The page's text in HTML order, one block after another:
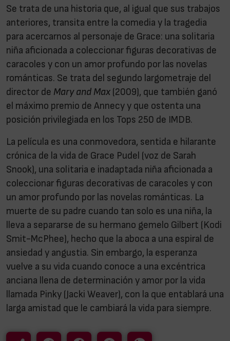
Se trata de una historia que, al igual que sus trabajos
anteriores, transita entre la comedia y la tragedia
para acercarnos al personaje de Grace: una solitaria
niña aficionada a coleccionar figuras decorativas de
caracoles y con un amor profundo por las novelas
románticas. Se trata del segundo largometraje del
director de Mary and Max (2009), que también ganó
el máximo premio de Annecy y que ostenta una
posición privilegiada en los Tops 250 de IMDB.
La película es una conmovedora, sentida e hilarante
crónica de la vida de Grace Pudel (voz de Sarah
Snook), una solitaria e inadaptada niña aficionada a
coleccionar figuras decorativas de caracoles y con
un amor profundo por las novelas románticas. La
muerte de su padre cuando tan solo es una niña, la
lleva a separarse de su hermano gemelo Gilbert (Kodi
Smit-McPhee), hecho que la aboca a una espiral de
ansiedad y angustia. Sin embargo, la esperanza
vuelve a su vida cuando conoce a una excéntrica
anciana llena de determinación y amor por la vida
llamada Pinky (Jacki Weaver), con la que entablará una
larga amistad que le cambiará la vida para siempre.